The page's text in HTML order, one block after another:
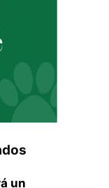
un